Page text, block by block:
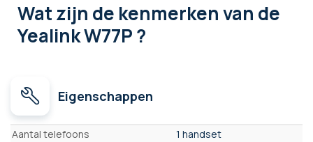
Wat zijn de kenmerkenvan de
Yealink W77P ?
Eigenschappen
Eigenschappen
Aantal telefoons
1 handset